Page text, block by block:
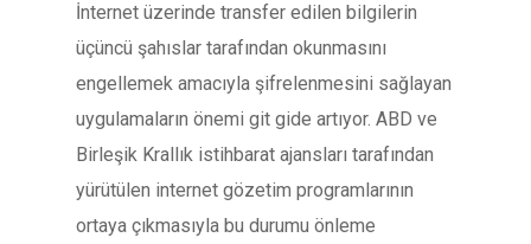
İnternet üzerinde transfer edilen bilgilerin
üçüncü şahıslar tarafından okunmasını
engellemek amacıyla şifrelenmesini sağlayan
uygulamaların önemi git gide artıyor. ABD ve
Birleşik Krallık istihbarat ajansları tarafından
yürütülen internet gözetim programlarının
ortaya çıkmasıyla bu durumu önleme